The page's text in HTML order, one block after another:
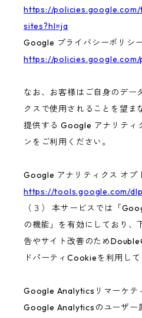
https://
sites?hl=ja
Google プライバシーポリシ
https://policies.google.com/
なお、お客様はご自身のデー
クスで使用されることを望
提供する Google アナリティ
ンをご利用ください。
Google アナリティクス オプ
https://tools.google.com/
（３） 本サービスでは「
の機能」を有効にしており、
告やサイト改善のため
ドパーティCookieを利用して
Google Analyticsリマーケテ
Google Analyticsのユーザー